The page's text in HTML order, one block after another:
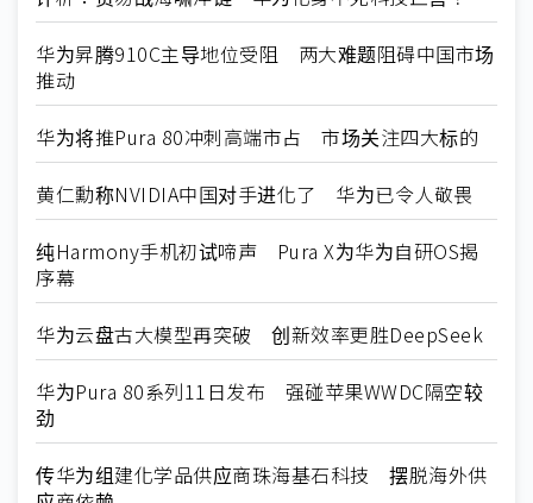
华为昇腾910C主导地位受阻 两大难题阻碍中国市场
推动
华为将推Pura 80冲刺高端市占 市场关注四大标的
黄仁勳称NVIDIA中国对手进化了 华为已令人敬畏
纯Harmony手机初试啼声 Pura X为华为自研OS揭
序幕
华为云盘古大模型再突破 创新效率更胜DeepSeek
华为Pura 80系列11日发布 强碰苹果WWDC隔空较
劲
传华为组建化学品供应商珠海基石科技 摆脱海外供